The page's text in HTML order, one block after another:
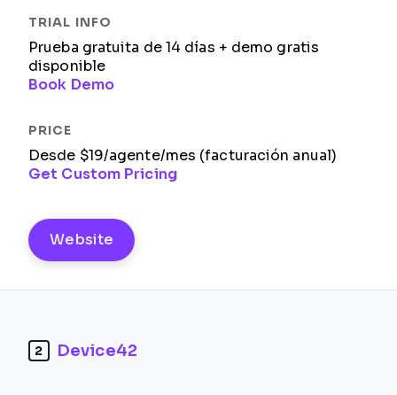
Prueba gratuita de 14 días + demo gratis
disponible
Book Demo
Desde $19/agente/mes (facturación anual)
Get Custom Pricing
Website
2 Device42